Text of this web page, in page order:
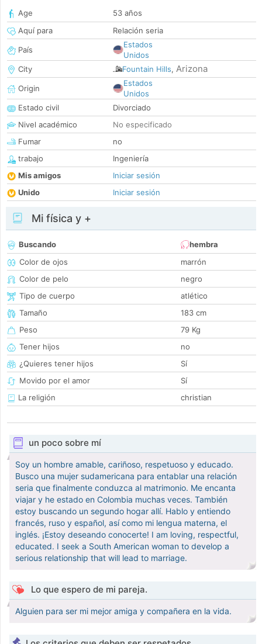
Age
53 años
Aquí para
Relación seria
País
Estados
Unidos
City
Fountain Hills, Arizona
Origin
Estados
Unidos
Estado civil
Divorciado
Nivel académico
No especificado
Fumar
no
trabajo
Ingeniería
Mis amigos
Iniciar sesión
Unido
Iniciar sesión
Mi física y +
Buscando
hembra
Color de ojos
marrón
Color de pelo
negro
Tipo de cuerpo
atlético
Tamaño
183 cm
Peso
79 Kg
Tener hijos
no
¿Quieres tener hijos
Sí
Movido por el amor
Sí
La religión
christian
un poco sobre mí
Soy un hombre amable, cariñoso, respetuoso y educado.
Busco una mujer sudamericana para entablar una relación
seria que finalmente conduzca al matrimonio. Me encanta
viajar y he estado en Colombia muchas veces. También
estoy buscando un segundo hogar allí. Hablo y entiendo
francés, ruso y español, así como mi lengua materna, el
inglés. ¡Estoy deseando conocerte! I am loving, respectful,
educated. I seek a South American woman to develop a
serious relationship that will lead to marriage.
Lo que espero de mi pareja.
Alguien para ser mi mejor amiga y compañera en la vida.